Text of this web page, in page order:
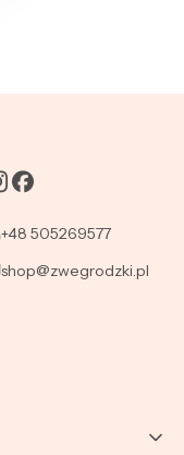
+48 505269577
shop@zwegrodzki.pl